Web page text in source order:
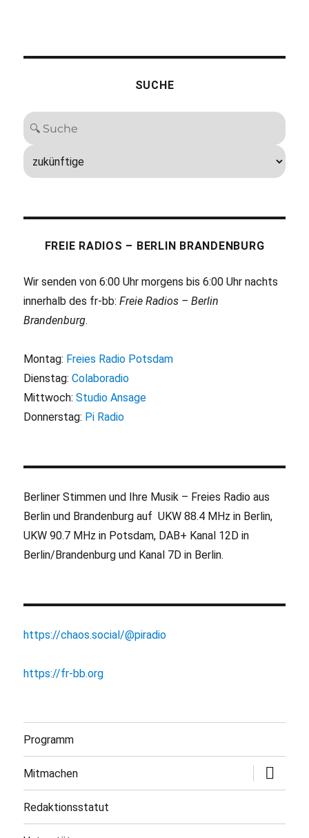
SUCHE
FREIE RADIOS – BERLIN BRANDENBURG
Wir senden von 6:00 Uhr morgens bis 6:00 Uhr nachts
innerhalb des fr-bb:Freie Radios – Berlin
Brandenburg.
Montag: Freies Radio Potsdam
Dienstag:Colaboradio
Mittwoch:Studio Ansage
Donnerstag: Pi Radio
Berliner Stimmen und Ihre Musik – Freies Radio aus
Berlin und Brandenburg auf UKW 88.4 MHz in Berlin,
UKW 90.7 MHz in Potsdam, DAB+ Kanal 12D in
Berlin/Brandenburg und Kanal 7D in Berlin.
https://chaos.social/@piradio
https://fr-bb.org
Programm
Mitmachen
öffnen
Redaktionsstatut